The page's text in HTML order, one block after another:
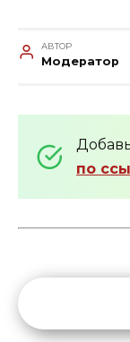
АВТОР
Модератор
по